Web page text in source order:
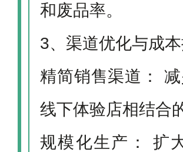
和废品率。
3、渠道优化与成本
精简销售渠道：
线下体验店相结合
规模化生产： 扩